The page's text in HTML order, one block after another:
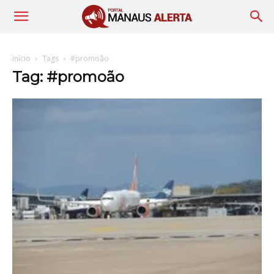
Início Tags #promoão
Tag: #promoão